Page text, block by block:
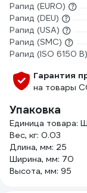
Рапид (EURO)
Рапид (DEU)
Рапид (USA)
Рапид (SMC)
Рапид (ISO 6150 B)
Гарантия
на товары
Упаковка
Единица товара:
Вес, кг: 0.03
Длина, мм: 25
Ширина, мм: 70
Высота, мм: 95